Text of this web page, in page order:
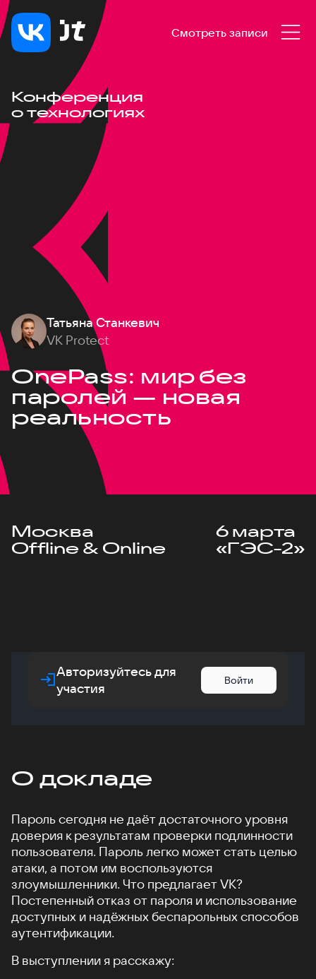
Смотреть записи
Конференция
о технологиях
Татьяна Станкевич
VK Protect
OnePass: мир без
паролей — новая
реальность
Москва
Offline & Online
6 марта
«ГЭС-2»
Авторизуйтесь для
участия
Войти
О докладе
Пароль сегодня не даёт достаточного уровня
доверия к результатам проверки подлинности
пользователя. Пароль легко может стать целью
атаки, а потом им воспользуются
злоумышленники. Что предлагает VK?
Постепенный отказ от пароля и использование
доступных и надёжных беспарольных способов
аутентификации.
В выступлении я расскажу: